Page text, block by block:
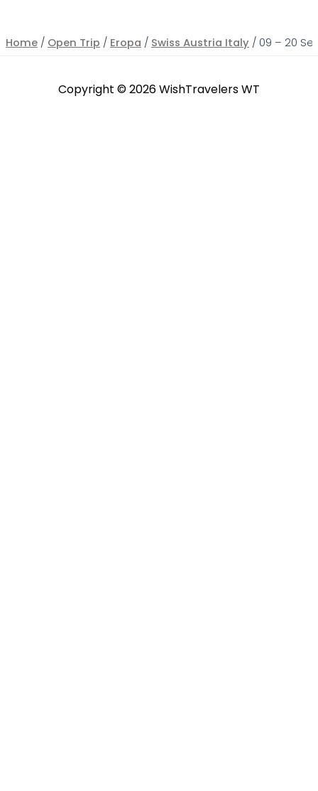
Home / Open Trip / Eropa / Swiss Austria Italy / 09 – 20
Copyright © 2026WishTravelers WT